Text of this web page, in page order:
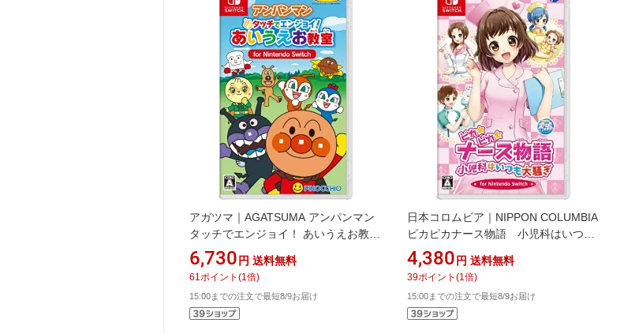
アガツマ｜AGATSUMA アンパンマン
タッチでエンジョイ！ あいうえお教室
for Nintendo Switch【Switch】
6,730 円 送料無料
61 ポイント (1 倍)
15:00までの注文で最短8/9お届け
日本コロムビア｜NIPPON COLUMBIA
ピカピカナース物語 小児科はいつも
大騒ぎ for Nintendo
Switch【Switch】
4,380 円 送料無料
39ポイント (1 倍)
15:00までの注文で最短8/9お届け